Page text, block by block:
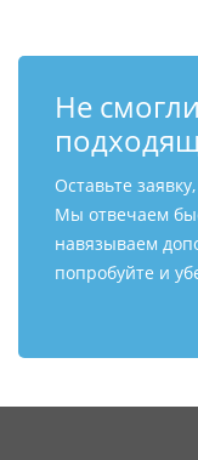
Не
Оставьте
Мы отвечаем
навязываем
попробуйте и